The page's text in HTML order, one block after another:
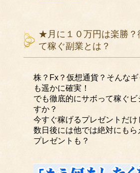
★月に１０万円は楽勝？
て稼ぐ副業とは？
株？Fx？仮想通貨？そんなギ
も遥かに確実！
でも徹底的にサボって稼ぐビ
すか？
今すぐ稼げるプレゼントだ
数日後には他では絶対にも
プレゼントも？